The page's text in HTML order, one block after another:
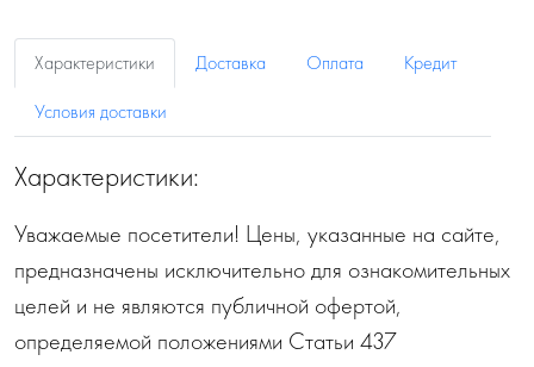
Характеристики Доставка Оплата
Кредит
Условия доставки
Характеристики:
Уважаемые посетители! Цены, указанные на сайте,
предназначены исключительно для ознакомительных
целей и не являются публичной офертой,
определяемой положениями Статьи 437